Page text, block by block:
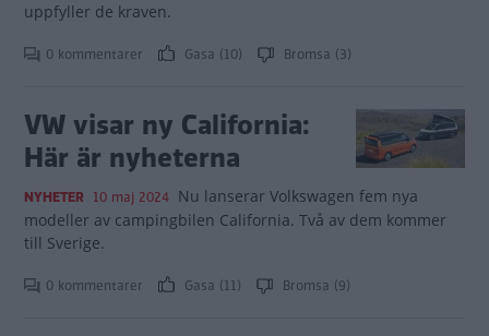
uppfyller de kraven.
0 kommentarer Gasa (10) Bromsa (3)
VW visar ny California:
Här är nyheterna
NYHETER 10 maj 2024 Nu lanserar Volkswagen fem nya
modeller av campingbilen California. Två av dem kommer
till Sverige.
0 kommentarer Gasa (11) Bromsa (9)